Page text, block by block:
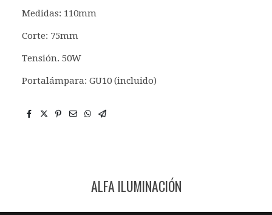
Medidas: 110mm
Corte: 75mm
Tensión. 50W
Portalámpara: GU10 (incluido)
ALFA ILUMINACIÓN